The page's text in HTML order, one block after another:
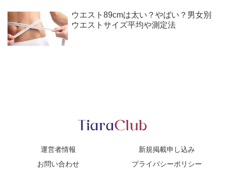
ウエスト89cmは太い？やばい？男女別
ウエストサイズ平均や測定法
運営者情報
新規掲載申し込み
お問い合わせ
プライバシーポリシー